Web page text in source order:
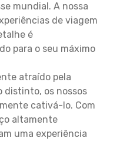
mundial. A nossa
de viagem
é
para o seu máximo
atraído pela
distinto, os nossos
cativá-lo. Com
altamente
uma experiência